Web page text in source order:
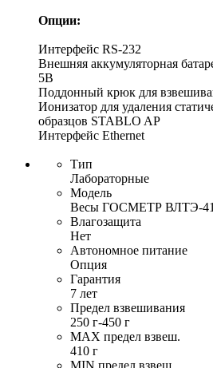
Опции:
Интерфейс RS-232
Внешняя аккумуляторная
5В
Поддонный крюк для
Ионизатор для удаления
образцов STABLO AP
Интерфейс Ethernet
Тип
Лабораторные
Модель
Весы ГОСМЕТР ВЛТЭ-
Влагозащита
Нет
Автономное питание
Опция
Гарантия
7 лет
Предел взвешивания
250 г-450 г
MAX предел взвеш.
410 г